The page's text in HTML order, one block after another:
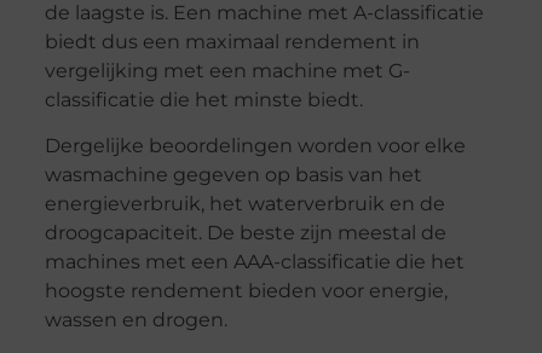
de laagste is. Een machine met A-classificatie
biedt dus een maximaal rendement in
vergelijking met een machine met G-
classificatie die het minste biedt.
Dergelijke beoordelingen worden voor elke
wasmachine gegeven op basis van het
energieverbruik, het waterverbruik en de
droogcapaciteit. De beste zijn meestal de
machines met een AAA-classificatie die het
hoogste rendement bieden voor energie,
wassen en drogen.